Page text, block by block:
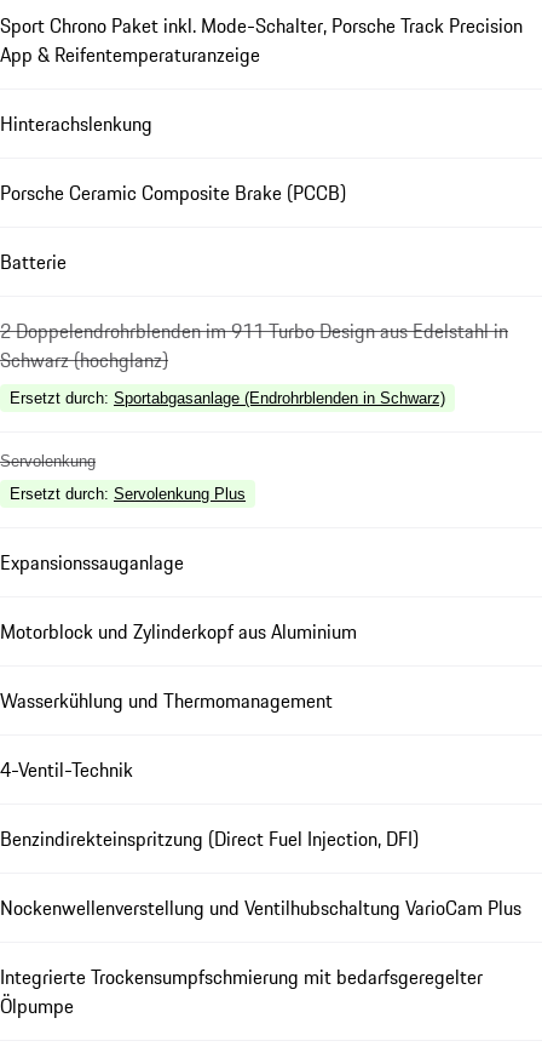
Sport Chrono Paket inkl. Mode-Schalter, Porsche Track Precision
App & Reifentemperaturanzeige
Hinterachslenkung
Porsche Ceramic Composite Brake (PCCB)
Batterie
2 Doppelendrohrblenden im 911 Turbo Design aus Edelstahl in
Schwarz (hochglanz)
Ersetzt durch: Sportabgasanlage (Endrohrblenden in Schwarz)
Servolenkung
Ersetzt durch: Servolenkung Plus
Expansionssauganlage
Motorblock und Zylinderkopf aus Aluminium
Wasserkühlung und Thermomanagement
4-Ventil-Technik
Benzindirekteinspritzung (Direct Fuel Injection, DFI)
Nockenwellenverstellung und Ventilhubschaltung VarioCam Plus
Integrierte Trockensumpfschmierung mit bedarfsgeregelter
Ölpumpe